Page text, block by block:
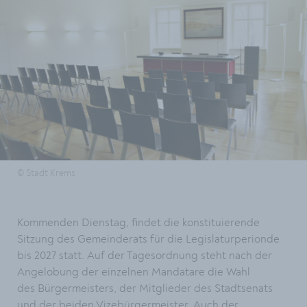
Kommenden Dienstag, findet die konstituierende
Sitzung des Gemeinderats für die Legislaturperionde
bis 2027 statt. Auf der Tagesordnung steht nach der
Angelobung der einzelnen Mandatare die Wahl
des Bürgermeisters, der Mitglieder des Stadtsenats